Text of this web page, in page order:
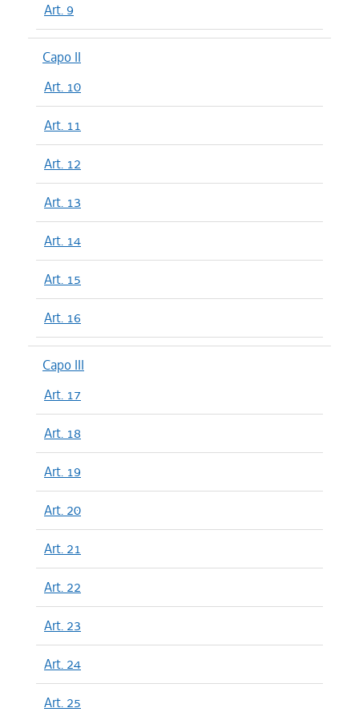
Art. 9
Capo II
Art. 10
Art. 11
Art. 12
Art. 13
Art. 14
Art. 15
Art. 16
Capo III
Art. 17
Art. 18
Art. 19
Art. 20
Art. 21
Art. 22
Art. 23
Art. 24
Art. 25